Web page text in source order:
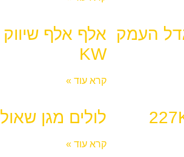
העמק
KW
קרא עוד »
לולים מגן שאול 165 KW
קרא עוד »